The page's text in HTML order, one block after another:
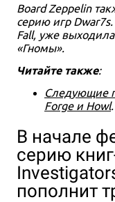
Board Zeppelin
серию игр
Fall, уже
«Гномы».
Читайте также:
Следующие
Forge и Howl.
В начале
серию
пополнит